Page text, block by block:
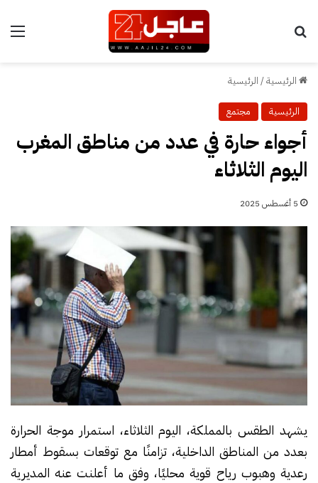
الرئيسية/ الرئيسية
الرئيسية مجتمع
أجواء حارة في عدد من مناطق المغرب
اليوم الثلاثاء
5 أغسطس 2025
يشهد الطقس بالمملكة، اليوم الثلاثاء، استمرار موجة الحرارة
بعدد من المناطق الداخلية، تزامنًا مع توقعات بسقوط أمطار
رعدية وهبوب رياح قوية محليًا، وفق ما أعلنت عنه المديرية